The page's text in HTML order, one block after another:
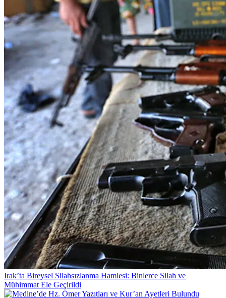
Irak’ta Bireysel Silahsızlanma Hamlesi: Binlerce Silah ve
Mühimmat Ele Geçirildi